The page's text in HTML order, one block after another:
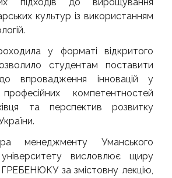
культур із використанням
у форматі відкритого
студентам поставити
впровадження інновацій у
компетентностей
та перспектив розвитку
Уманського
університету висловлює щиру
за змістовну лекцію,